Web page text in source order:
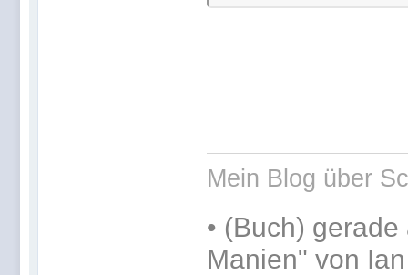
Mein Blog über
• (Buch) gerade
Manien" von